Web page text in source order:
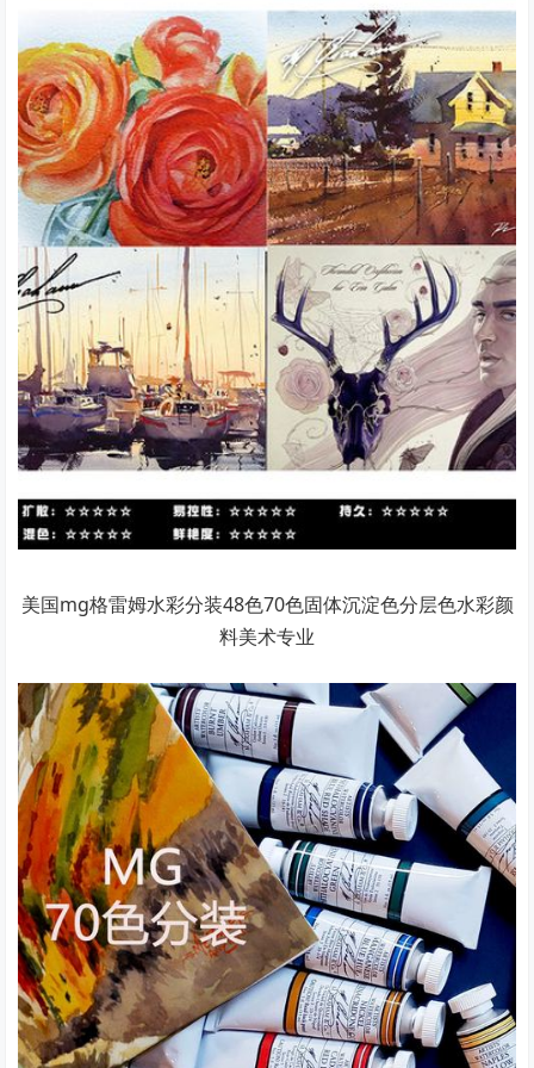
美国mg格雷姆水彩分装48色70色固体沉淀色分层色水彩颜
料美术专业